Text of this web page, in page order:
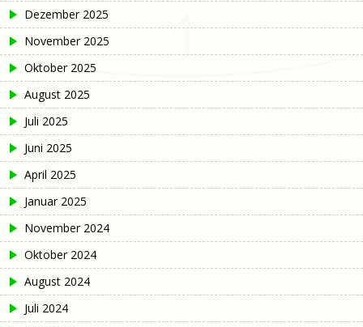
Dezember 2025
November 2025
Oktober 2025
August 2025
Juli 2025
Juni 2025
April 2025
Januar 2025
November 2024
Oktober 2024
August 2024
Juli 2024